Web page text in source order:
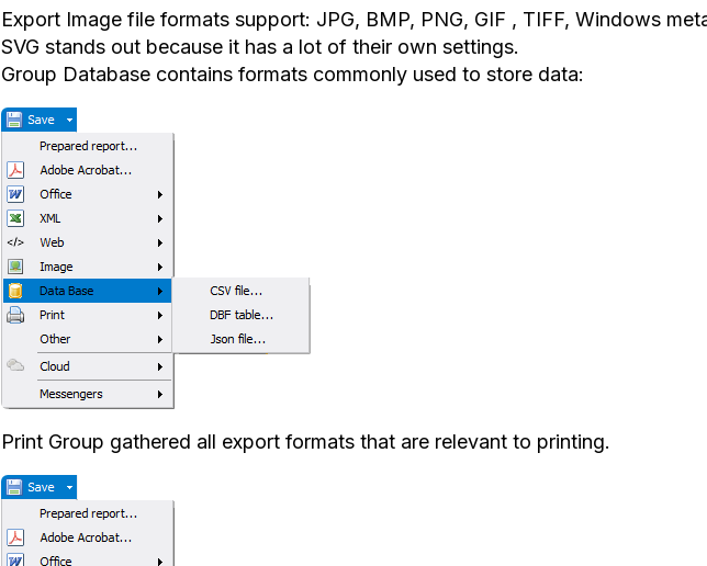
Export Image file formats support: JPG, BMP, PNG, GIF , TIFF, Windows
SVG stands out because it has a lot of their own settings.
Group Database contains formats commonly used to store data:
Print Group gathered all export formats that are relevant to printing.